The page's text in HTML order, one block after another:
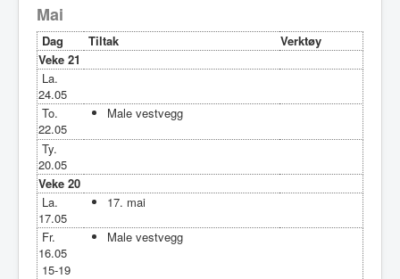
Mai
Dag Tiltak
Verktøy
Veke 21
La.
24.05
To.
22.05
Male vestvegg
Ty.
20.05
Veke 20
La.
17.05
17. mai
Fr.
16.05
15-19
Male vestvegg